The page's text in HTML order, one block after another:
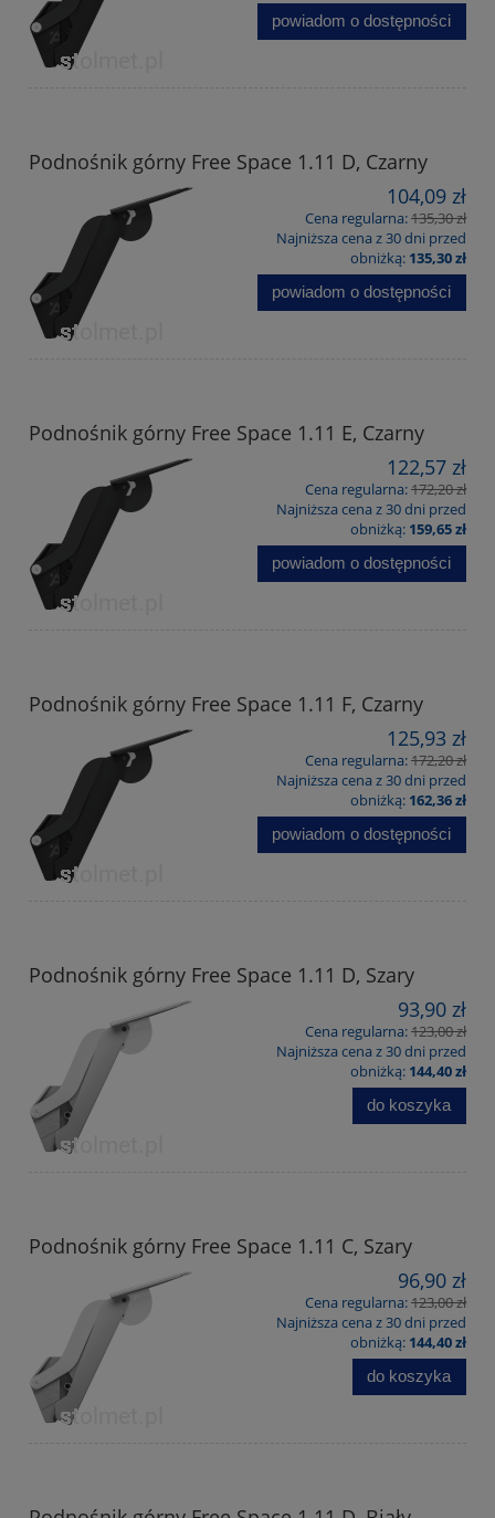
powiadom o dostępności
Podnośnik górny Free Space 1.11 D, Czarny
104,09 zł
Cena regularna:135,30 zł
Najniższa cena z 30 dni przed
obniżką: 135,30 zł
powiadom o dostępności
Podnośnik górny Free Space 1.11 E, Czarny
122,57 zł
Cena regularna:172,20 zł
Najniższa cena z 30 dni przed
obniżką: 159,65 zł
powiadom o dostępności
Podnośnik górny Free Space 1.11 F, Czarny
125,93 zł
Cena regularna:172,20 zł
Najniższa cena z 30 dni przed
obniżką: 162,36 zł
powiadom o dostępności
Podnośnik górny Free Space 1.11 D, Szary
93,90 zł
Cena regularna:123,00 zł
Najniższa cena z 30 dni przed
obniżką: 144,40 zł
do koszyka
Podnośnik górny Free Space 1.11 C, Szary
96,90 zł
Cena regularna:123,00 zł
Najniższa cena z 30 dni przed
obniżką: 144,40 zł
do koszyka